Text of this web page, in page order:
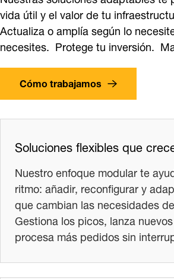
vida útil y el valor de tu
Actualiza o amplía según lo
necesites. Protege tu inversión.
Cómo trabajamos
Soluciones flexibles que
Nuestro enfoque modular te
ritmo: añadir, reconfigurar y
que cambian las necesidades
Gestiona los picos, lanza
procesa más pedidos sin